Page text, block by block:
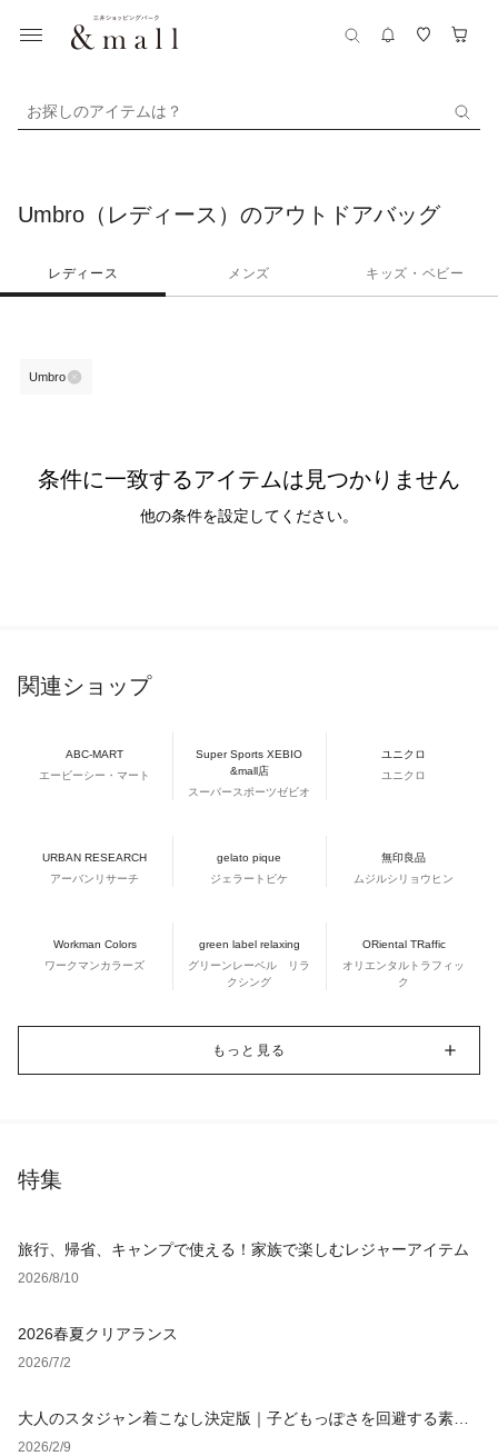
お探しのアイテムは？
Umbro（レディース）のアウトドアバッグ
レディース メンズ キッズ・ベビー
Umbro
条件に一致するアイテムは見つかりません
他の条件を設定してください。
関連ショップ
ABC-MART
エービーシー・マート
Super Sports XEBIO
&mall店
スーパースポーツゼビオ
ユニクロ
ユニクロ
URBAN RESEARCH
アーバンリサーチ
gelato pique
ジェラートピケ
無印良品
ムジルシリョウヒン
Workman Colors
ワークマンカラーズ
green label relaxing
グリーンレーベル リラ
クシング
ORiental TRaffic
オリエンタルトラフィッ
ク
もっと見る
特集
旅行、帰省、キャンプで使える！家族で楽しむレジャーアイテム
2026/8/10
2026春夏クリアランス
2026/7/2
大人のスタジャン着こなし決定版｜子どもっぽさを回避する素材
選びと定番コーデ【レディース・メンズ】
2026/2/9